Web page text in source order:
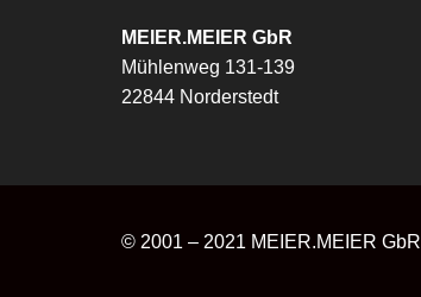
MEIER.MEIER GbR
Mühlenweg 131-139
22844 Norderstedt
© 2001 – 2021 MEIER.MEIER GbR